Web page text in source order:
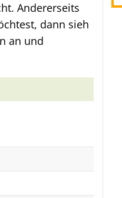
Andererseits
dann sieh
an und